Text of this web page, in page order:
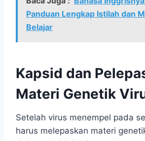
Panduan Lengkap Istilah dan
Belajar
Kapsid dan
Materi Genetik
Setelah virus menempel pada
harus melepaskan materi